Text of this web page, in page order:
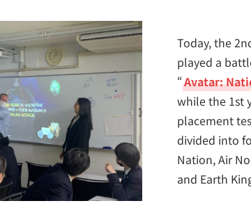
Today, the
played a
“Avatar:
while the 1st
placement
divided into
Nation, Air
and Earth